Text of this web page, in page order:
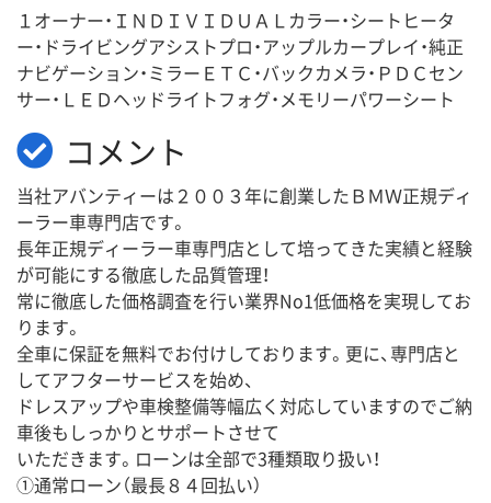
１オーナー・ＩＮＤＩＶＩＤＵＡＬカラー・シートヒータ
ー・ドライビングアシストプロ・アップルカープレイ・純正
ナビゲーション・ミラーＥＴＣ・バックカメラ・ＰＤＣセン
サー・ＬＥＤヘッドライトフォグ・メモリーパワーシート
コメント
当社アバンティーは２００３年に創業したＢＭＷ正規ディ
ーラー車専門店です。
長年正規ディーラー車専門店として培ってきた実績と経験
が可能にする徹底した品質管理！
常に徹底した価格調査を行い業界No1低価格を実現してお
ります。
全車に保証を無料でお付けしております。更に、専門店と
してアフターサービスを始め、
ドレスアップや車検整備等幅広く対応していますのでご納
車後もしっかりとサポートさせて
いただきます。ローンは全部で3種類取り扱い！
①通常ローン（最長８４回払い）